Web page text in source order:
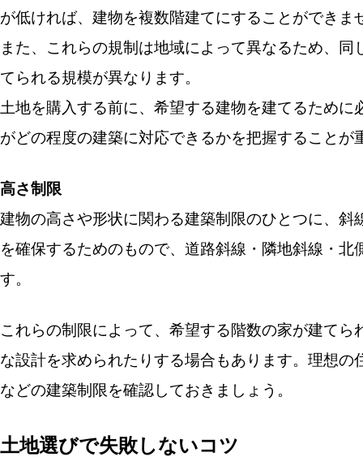
が低ければ、建物を複数階建てにすることができま
また、これらの規制は地域によって異なるため、
てられる規模が異なります。
土地を購入する前に、希望する建物を建てるため
がどの程度の建築に対応できるかを把握することが
高さ制限
建物の高さや形状に関わる建築制限のひとつに、
を確保するためのもので、道路斜線・隣地斜線・
す。
これらの制限によって、希望する階数の家が建て
な設計を求められたりする場合もあります。理想
などの建築制限を確認しておきましょう。
土地選びで失敗しないコツ